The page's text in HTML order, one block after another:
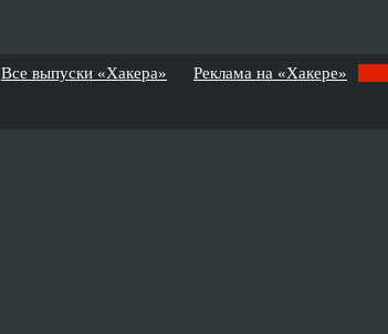
Все выпуски «Хакера» Реклама на «Хакере»